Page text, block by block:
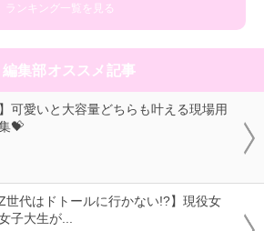
ランキング一覧を見る
編集部オススメ記事
】可愛いと大容量どちらも叶える現場用
💝
世代はドトールに行かない!?】現役女
子大生が...